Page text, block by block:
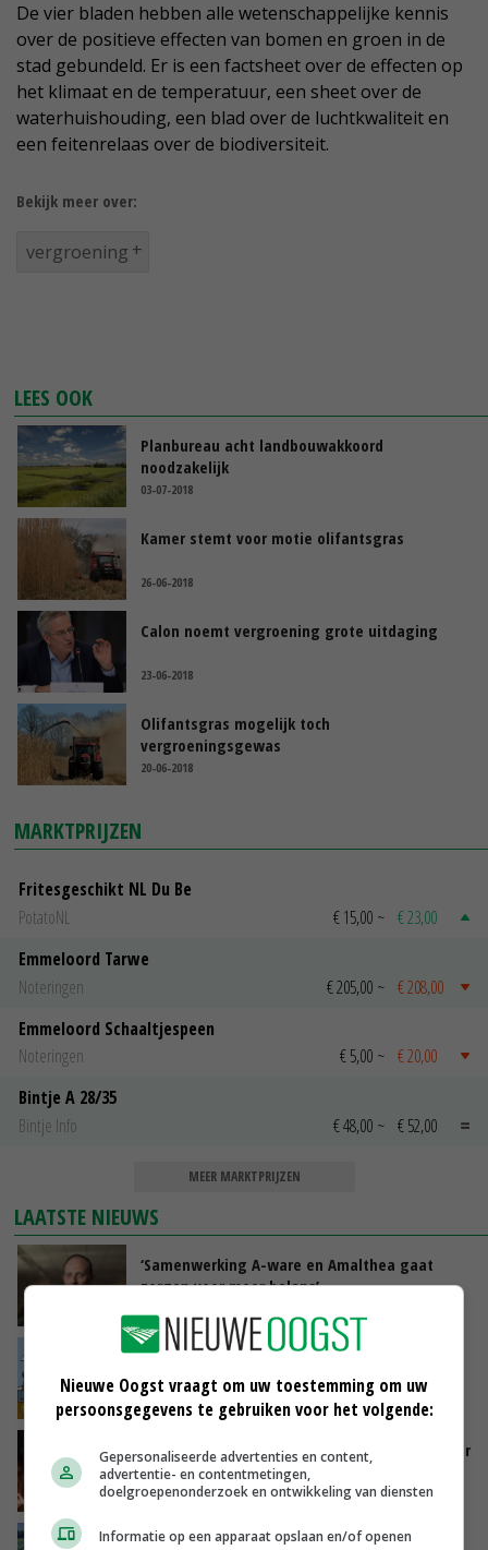
De vier bladen hebben alle wetenschappelijke kennis
over de positieve effecten van bomen en groen in de
stad gebundeld. Er is een factsheet over de effecten op
het klimaat en de temperatuur, een sheet over de
waterhuishouding, een blad over de luchtkwaliteit en
een feitenrelaas over de biodiversiteit.
Bekijk meer over:
vergroening
LEES OOK
Planbureau acht landbouwakkoord
noodzakelijk
03-07-2018
Kamer stemt voor motie olifantsgras
26-06-2018
Calon noemt vergroening grote uitdaging
23-06-2018
Olifantsgras mogelijk toch
vergroeningsgewas
20-06-2018
MARKTPRIJZEN
Fritesgeschikt NL Du Be
PotatoNL
€ 15,00 ~ € 23,00
Emmeloord Tarwe
Noteringen
€ 205,00 ~ € 208,00
Emmeloord Schaaltjespeen
Noteringen
€ 5,00 ~ € 20,00
Bintje A 28/35
Bintje Info
€ 48,00 ~ € 52,00
MEER MARKTPRIJZEN
LAATSTE NIEUWS
‘Samenwerking A-ware en Amalthea gaat
zorgen voor meer balans’
Internationale vraag naar geitenzuivel blijft
groot: Nederland in Europese top
GISTEREN, 15:33
Vlaamse varkensstapel krimpt, pluimveesector
groeit door schaalvergroting
GISTEREN, 15:20
‘Cijfer jezelf niet weg en doe vooral ook waar
Nieuwe Oogst vraagt om uw toestemming om uw
persoonsgegevens te gebruiken voor het volgende:
Gepersonaliseerde advertenties en content,
advertentie- en contentmetingen,
doelgroepenonderzoek en ontwikkeling van diensten
Informatie op een apparaat opslaan en/of openen